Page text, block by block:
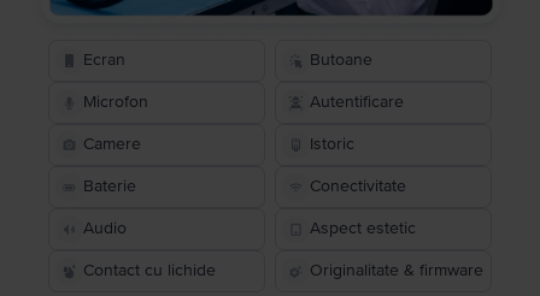
Ecran Butoane
Microfon Autentificare
Camere Istoric
Baterie Conectivitate
Audio Aspect estetic
Contact cu lichide Originalitate & firmware